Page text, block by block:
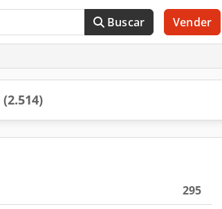
Buscar Vender
(2.514)
295